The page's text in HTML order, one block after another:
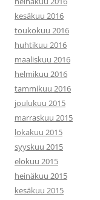
kesäkuu 2016
toukokuu 2016
huhtikuu 2016
maaliskuu 2016
helmikuu 2016
tammikuu 2016
joulukuu 2015
marraskuu 2015
lokakuu 2015
syyskuu 2015
elokuu 2015
heinäkuu 2015
kesäkuu 2015